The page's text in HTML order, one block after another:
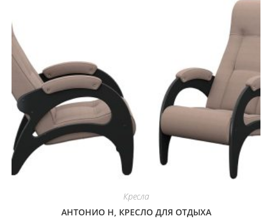
Кресла
АНТОНИО Н, КРЕСЛО ДЛЯ ОТДЫХА